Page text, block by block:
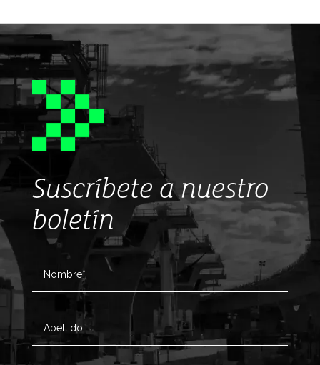
Suscríbete a nuestro
boletín